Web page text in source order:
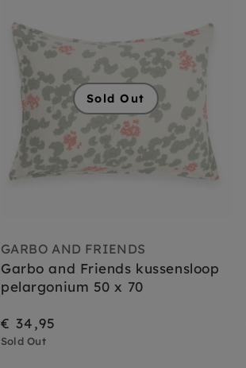
Sold Out
GARBO AND FRIENDS
Garbo and Friends kussensloop
pelargonium 50 x 70
€ 34,95
Sold Out